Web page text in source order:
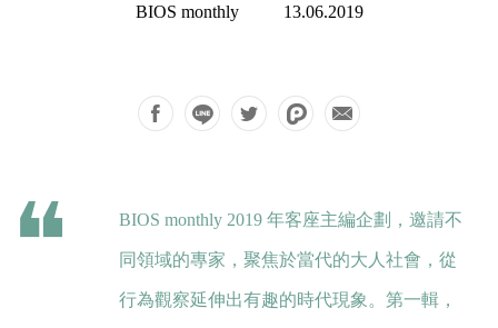
BIOS monthly 13.06.2019
BIOS monthly 2019 年客座主編企劃，邀請不
同領域的專家，聚焦於當代的大人社會，從
行為觀察延伸出有趣的時代現象。第一輯，